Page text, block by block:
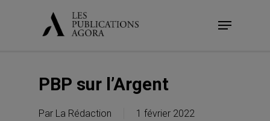
Menu
PBP sur l’Argent
Par La Rédaction 1 février 2022